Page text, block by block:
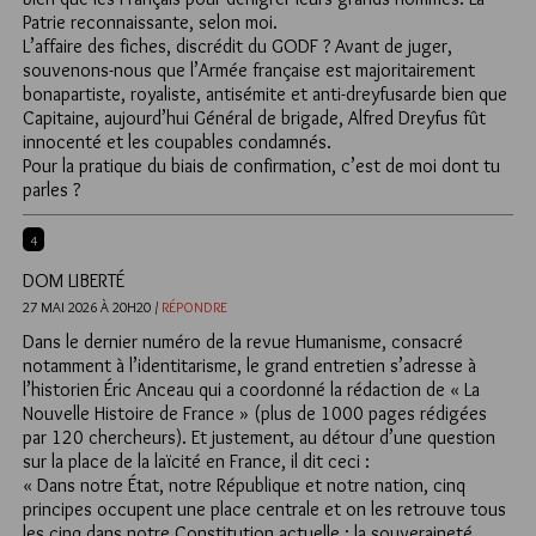
Patrie reconnaissante, selon moi.
L’affaire des fiches, discrédit du GODF ? Avant de juger,
souvenons-nous que l’Armée française est majoritairement
bonapartiste, royaliste, antisémite et anti-dreyfusarde bien que
Capitaine, aujourd’hui Général de brigade, Alfred Dreyfus fût
innocenté et les coupables condamnés.
Pour la pratique du biais de confirmation, c’est de moi dont tu
parles ?
4
DOM LIBERTÉ
27 MAI 2026 À 20H20 / RÉPONDRE
Dans le dernier numéro de la revue Humanisme, consacré
notamment à l’identitarisme, le grand entretien s’adresse à
l’historien Éric Anceau qui a coordonné la rédaction de « La
Nouvelle Histoire de France » (plus de 1000 pages rédigées
par 120 chercheurs). Et justement, au détour d’une question
sur la place de la laïcité en France, il dit ceci :
« Dans notre État, notre République et notre nation, cinq
principes occupent une place centrale et on les retrouve tous